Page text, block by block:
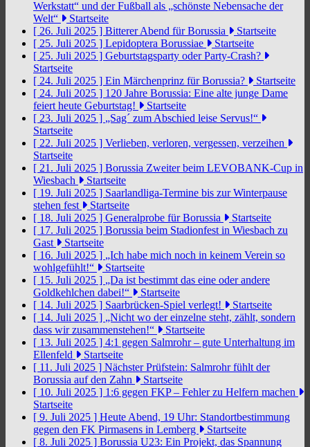
Werkstatt“ und der Fußball als „schönste Nebensache der
Welt“
Startseite
[ 26. Juli 2025 ] Bitterer Abend für Borussia
Startseite
[ 25. Juli 2025 ] Lepidoptera Borussiae
Startseite
[ 25. Juli 2025 ] Geburtstagsparty oder Party-Crash?
Startseite
[ 24. Juli 2025 ] Ein Märchenprinz für Borussia?
Startseite
[ 24. Juli 2025 ] 120 Jahre Borussia: Eine alte junge Dame
feiert heute Geburtstag!
Startseite
[ 23. Juli 2025 ] „Sag´ zum Abschied leise Servus!“
Startseite
[ 22. Juli 2025 ] Verlieben, verloren, vergessen, verzeihen
Startseite
[ 21. Juli 2025 ] Borussia Zweiter beim LEVOBANK-Cup in
Wiesbach
Startseite
[ 19. Juli 2025 ] Saarlandliga-Termine bis zur Winterpause
stehen fest
Startseite
[ 18. Juli 2025 ] Generalprobe für Borussia
Startseite
[ 17. Juli 2025 ] Borussia beim Stadionfest in Wiesbach zu
Gast
Startseite
[ 16. Juli 2025 ] „Ich habe mich noch in keinem Verein so
wohlgefühlt!“
Startseite
[ 15. Juli 2025 ] „Da ist bestimmt das eine oder andere
Goldkehlchen dabei!“
Startseite
[ 14. Juli 2025 ] Saarbrücken-Spiel verlegt!
Startseite
[ 14. Juli 2025 ] „Nicht wo der einzelne steht, zählt, sondern
dass wir zusammenstehen!“
Startseite
[ 13. Juli 2025 ] 4:1 gegen Salmrohr – gute Unterhaltung im
Ellenfeld
Startseite
[ 11. Juli 2025 ] Nächster Prüfstein: Salmrohr fühlt der
Borussia auf den Zahn
Startseite
[ 10. Juli 2025 ] 1:6 gegen FKP – Fehler zu Helfern machen
Startseite
[ 9. Juli 2025 ] Heute Abend, 19 Uhr: Standortbestimmung
gegen den FK Pirmasens in Lemberg
Startseite
[ 8. Juli 2025 ] Borussia U23: Ein Projekt, das Spannung